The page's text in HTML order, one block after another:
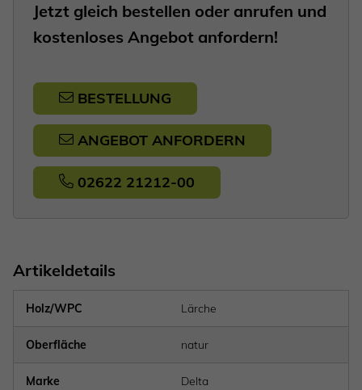
Jetzt gleich bestellen oder anrufen und
kostenloses Angebot anfordern!
BESTELLUNG
ANGEBOT ANFORDERN
02622 21212-00
Artikeldetails
Holz/WPC Lärche
Oberfläche natur
Marke Delta